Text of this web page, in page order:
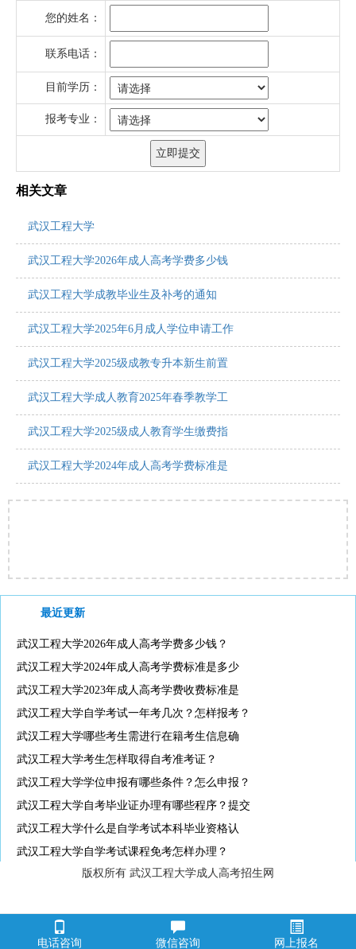
您的姓名：
联系电话：
目前学历：
报考专业：
相关文章
武汉工程大学
武汉工程大学2026年成人高考学费多少钱
武汉工程大学成教毕业生及补考的通知
武汉工程大学2025年6月成人学位申请工作
武汉工程大学2025级成教专升本新生前置
武汉工程大学成人教育2025年春季教学工
武汉工程大学2025级成人教育学生缴费指
武汉工程大学2024年成人高考学费标准是
最近更新
武汉工程大学2026年成人高考学费多少钱？
武汉工程大学2024年成人高考学费标准是多少
武汉工程大学2023年成人高考学费收费标准是
武汉工程大学自学考试一年考几次？怎样报考？
武汉工程大学哪些考生需进行在籍考生信息确
武汉工程大学考生怎样取得自考准考证？
武汉工程大学学位申报有哪些条件？怎么申报？
武汉工程大学自考毕业证办理有哪些程序？提交
武汉工程大学什么是自学考试本科毕业资格认
武汉工程大学自学考试课程免考怎样办理？
版权所有 武汉工程大学成人高考招生网
电话咨询 微信咨询 网上报名